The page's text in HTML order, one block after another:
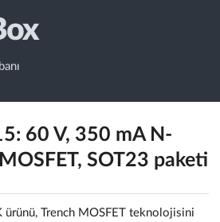
60 V, 350 mA N-
SOT23 paketi
ürünü, Trench MOSFET teknolojisini